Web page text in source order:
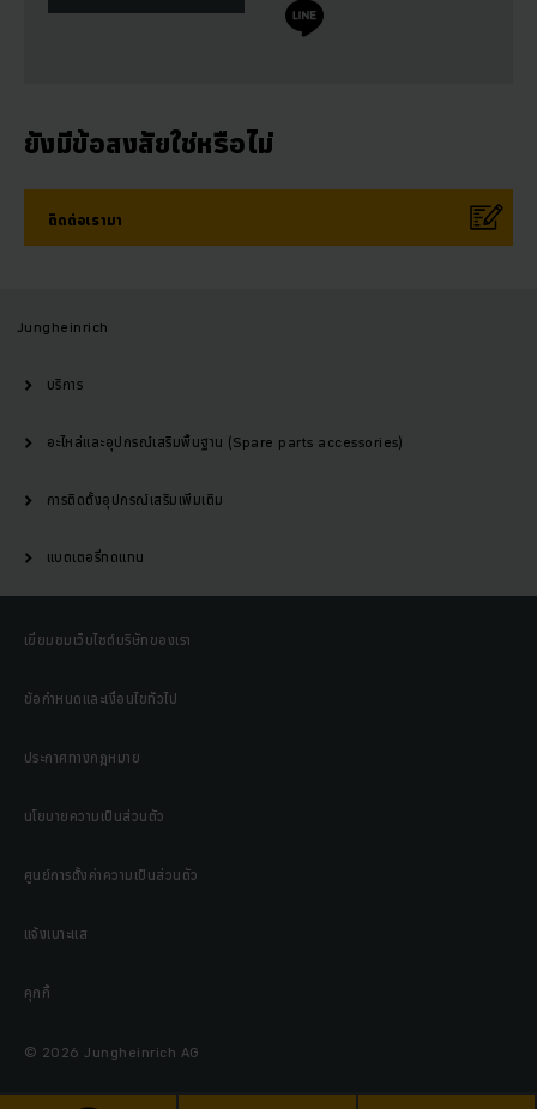
ยังมีข้อสงสัยใช่หรือไม่
ติดต่อเรามา
Jungheinrich
บริการ
อะไหล่และอุปกรณ์เสริมพื้นฐาน (Spare parts accessories)
การติดตั้งอุปกรณ์เสริมเพิ่มเติม
แบตเตอรี่ทดแทน
เยี่ยมชมเว็บไซต์บริษัทของเรา
ข้อกำหนดและเงื่อนไขทั่วไป
ประกาศทางกฎหมาย
นโยบายความเป็นส่วนตัว
ศูนย์การตั้งค่าความเป็นส่วนตัว
แจ้งเบาะแส
คุกกี้
© 2026 Jungheinrich AG